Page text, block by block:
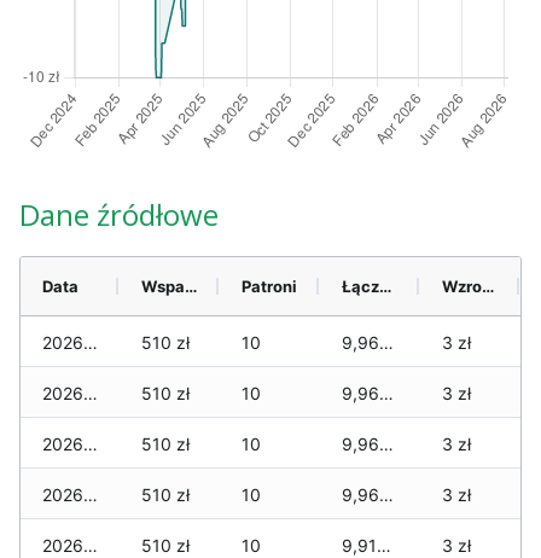
Dane źródłowe
Data Wsparcie Patroni Łącznie Wzrost (28 dni)
2026-08-06 510 zł 10 9,960 zł 3 zł
2026-08-05 510 zł 10 9,960 zł 3 zł
2026-08-04 510 zł 10 9,960 zł 3 zł
2026-08-03 510 zł 10 9,960 zł 3 zł
2026-08-02 510 zł 10 9,910 zł 3 zł